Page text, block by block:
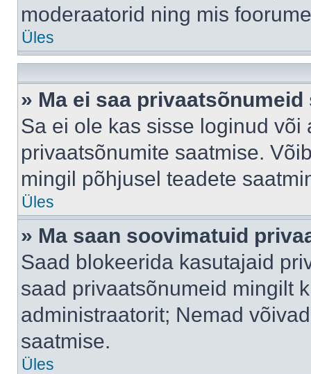
moderaatorid ning mis
Üles
» Ma ei saa privaatsõnumeid
Sa ei ole kas sisse loginud
privaatsõnumite saatmise.
mingil põhjusel teadete
Üles
» Ma saan soovimatuid
Saad blokeerida kasutajaid
saad privaatsõnumeid mingilt
administraatorit; Nemad
saatmise.
Üles